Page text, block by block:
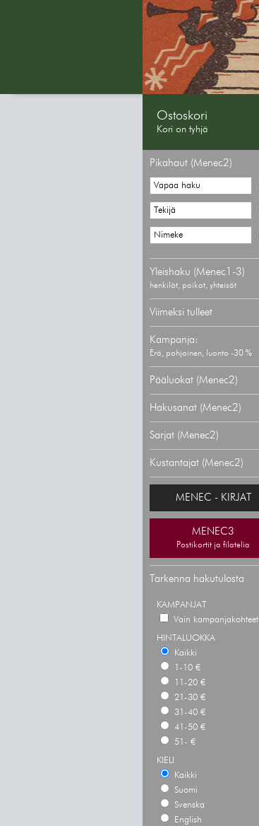
Ostoskori
Kori on tyhjä
Pikahaut (Menec2)
Yleishaku (Menec1-3)
henkilöt, paikat, yhteisöt
Viimeksi tulleet
Kampanja:
Erä, pohjoinen, luonto -30 %
Pääluokat (Menec2)
Hakusanat (Menec2)
Sarjat (Menec2)
Kustantajat (Menec2)
MENEC - KIRJAT
MENEC3
Postikortit ja filatelia
Tarkenna hakutulosta
KAMPANJAT
Vain kampanjakohteet
HINTALUOKKA
Kaikki
1-10 €
11-20 €
21-30 €
31-40 €
41-50 €
51- €
KIELI
Kaikki
Suomi
Svenska
English